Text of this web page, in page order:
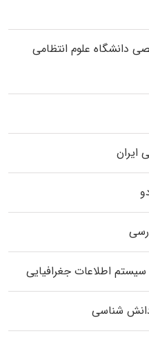
داﻧﺸﮕﺎه ﻋﻠﻮم انتظامی
ایران
اطلاعات جغرافیایی
شناسی